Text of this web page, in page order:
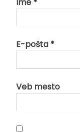
E-pošta *
Veb mesto